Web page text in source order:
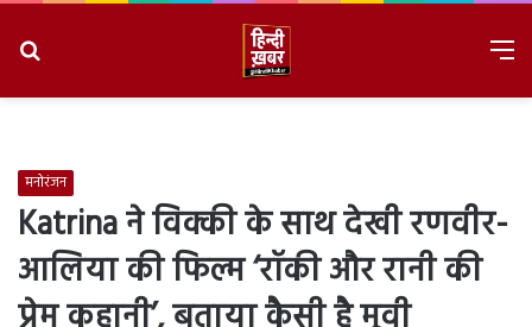
मनोरंजन
Katrina ने विक्की के साथ देखी रणवीर-
आलिया की फिल्म ‘रॉकी और रानी की